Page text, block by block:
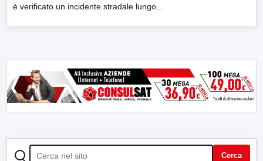
è verificato un incidente stradale lungo...
CERCA Cerca